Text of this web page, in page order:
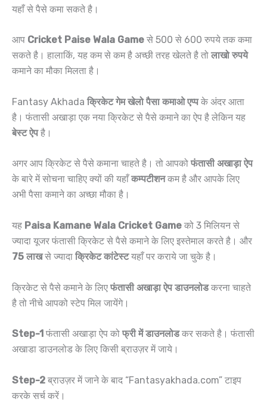
यहाँ से पैसे कमा सकते है।
आप Cricket Paise Wala Game से 500 से 600 रुपये तक कमा
सकते है। हालाकिं, यह कम से कम है अच्छी तरह खेलते है तो लाखो रुपये
कमाने का मौका मिलता है।
Fantasy Akhada क्रिकेट गेम खेलो पैसा कमाओ एप्पके अंदर आता
है। फंतासी अखाड़ा एक नया क्रिकेट से पैसे कमाने का ऐप है लेकिन यह
बेस्ट ऐपहै।
अगर आप क्रिकेट से पैसे कमाना चाहते है। तो आपको फंतासी अखाड़ा ऐप
के बारे में सोचना चाहिए क्यों की यहाँकम्पटीशनकम है और आपके लिए
अभी पैसा कमाने का अच्छा मौका है।
यह Paisa Kamane Wala Cricket Game को 3 मिलियन से
ज्यादा यूजर फंतासी क्रिकेट से पैसे कमाने के लिए इस्तेमाल करते है। और
75 लाखसे ज्यादा क्रिकेट कांटेस्टयहाँ पर कराये जा चुके है।
क्रिकेट से पैसे कमाने के लिए फंतासी अखाड़ा ऐप डाउनलोडकरना चाहते
है तो नीचे आपको स्टेप मिल जायेंगे।
Step-1 फंतासी अखाड़ा ऐप को फ्री में डाउनलोडकर सकते है। फंतासी
अखाडा डाउनलोड के लिए किसी ब्राउज़र में जाये।
Step-2 ब्राउज़र में जाने के बाद “Fantasyakhada.com” टाइप
करके सर्च करें।